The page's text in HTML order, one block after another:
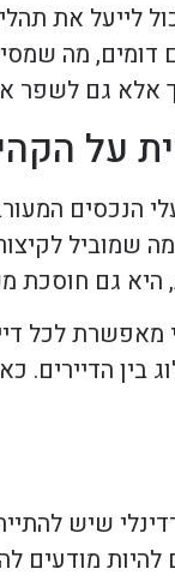
לייעל את
מה
אלא גם לשפר
על
הנכסים
גם חוסכת
מאפשרת לכל
בין
שיש
להיות